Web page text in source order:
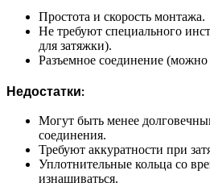
Простота и скорость монтажа.
Не требуют специального
для затяжки).
Разъемное соединение (можно
Недостатки:
Могут быть менее
соединения.
Требуют аккуратности при
Уплотнительные кольца со
изнашиваться.